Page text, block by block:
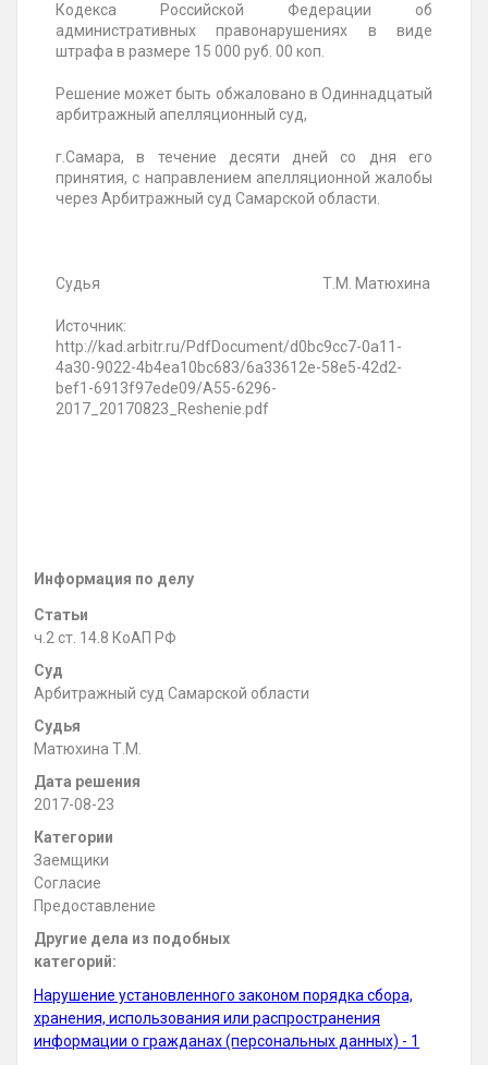
Кодекса Российской Федерации об
административных правонарушениях в виде
штрафа в размере 15 000 руб. 00 коп.
Решение может быть обжаловано в Одиннадцатый
арбитражный апелляционный суд,
г.Самара, в течение десяти дней со дня его
принятия, с направлением апелляционной жалобы
через Арбитражный суд Самарской области.
Судья Т.М. Матюхина
Источник:
http://kad.arbitr.ru/PdfDocument/d0bc9cc7-0a11-
4a30-9022-4b4ea10bc683/6a33612e-58e5-42d2-
bef1-6913f97ede09/A55-6296-
2017_20170823_Reshenie.pdf
Информация по делу
Статьи
ч.2 ст. 14.8 КоАП РФ
Суд
Арбитражный суд Самарской области
Судья
Матюхина Т.М.
Дата решения
2017-08-23
Категории
Заемщики
Согласие
Предоставление
Другие дела из подобных
категорий:
Нарушение установленного законом порядка сбора,
хранения, использования или распространения
информации о гражданах (персональных данных) - 1